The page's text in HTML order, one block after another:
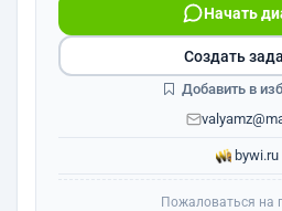
Начать
bywi.ru
Создать
Добавить в
Пожаловаться на